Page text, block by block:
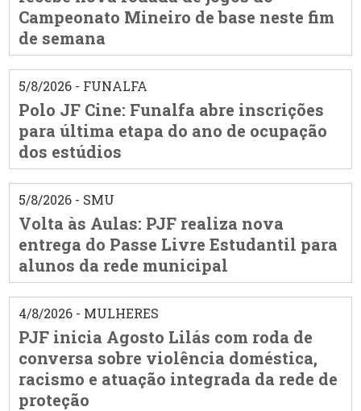
Campeonato Mineiro de base neste fim
de semana
5/8/2026 - FUNALFA
Polo JF Cine: Funalfa abre inscrições
para última etapa do ano de ocupação
dos estúdios
5/8/2026 - SMU
Volta às Aulas: PJF realiza nova
entrega do Passe Livre Estudantil para
alunos da rede municipal
4/8/2026 - MULHERES
PJF inicia Agosto Lilás com roda de
conversa sobre violência doméstica,
racismo e atuação integrada da rede de
proteção